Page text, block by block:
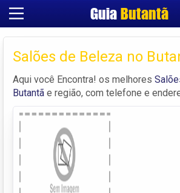
GuiaButantã
Cadastrar
Criar conta
Salões de Beleza no
Aqui você Encontra! os melhores
Butantã e região, com telefone e